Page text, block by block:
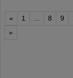
« 1 ... 8 9
»